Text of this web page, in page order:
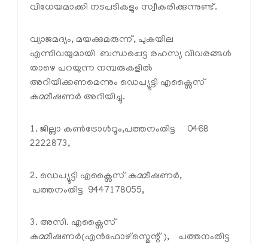
വിധേയമാക്കി നടപടികളും സ്വീകരിക്കുന്നുണ്ട്.
വ്യാജമദ്യം, മയക്കുമരുന്ന്, പുകയില
എന്നിവയുമായി ബന്ധപ്പെട്ട രഹസ്യ വിവരങ്ങള്‍
താഴെ പറയുന്ന നമ്പരുകളില്‍
അറിയിക്കണമെന്നും ഡെപ്യൂട്ടി എക്സൈസ്
കമ്മീഷണര്‍ അറിയിച്ചു.
1. ജില്ലാ കണ്‍ട്രോള്‍റൂം,പത്തനംതിട്ട 0468
2222873,
2. ഡെപ്യൂട്ടി എക്സൈസ് കമ്മീഷണര്‍,
പത്തനംതിട്ട 9447178055,
3. അസി. എക്സൈസ്
കമ്മീഷണര്‍(എന്‍ഫോഴ്സ്മെന്റ്), പത്തനംതിട്ട